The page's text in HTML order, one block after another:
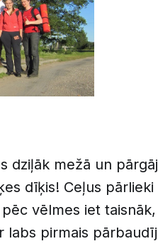
dziļāk mežā un
dīķis! Ceļus pārlieki
vēlmes iet
labs pirmais